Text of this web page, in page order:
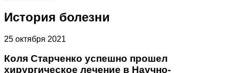
История болезни
25 октября 2021
Коля Старченко успешно прошел
хирургическое лечение в Научно-